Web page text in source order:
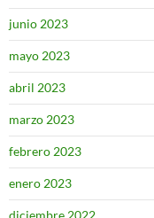
junio 2023
mayo 2023
abril 2023
marzo 2023
febrero 2023
enero 2023
diciembre 2022